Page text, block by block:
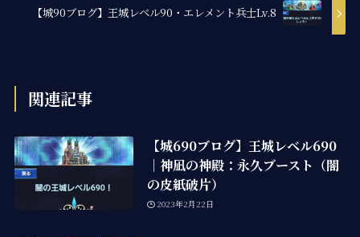
【城90ブログ】王城レベル90・エレメント兵士Lv.8
関連記事
【城690ブログ】王城レベル690
｜神凪の神殿：永久ブースト（闇
の皮紙破片）
2023年2月22日